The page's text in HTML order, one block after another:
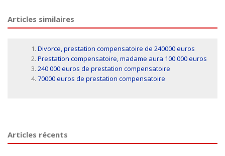
Articles similaires
Divorce, prestation compensatoire de 240000 euros
Prestation compensatoire, madame aura 100 000 euros
240 000 euros de prestation compensatoire
70000 euros de prestation compensatoire
Articles récents